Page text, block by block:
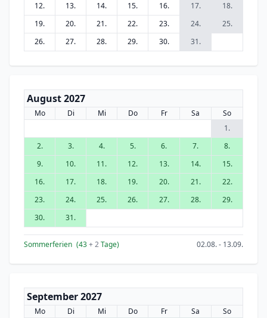
12.
13. 14. 15. 16. 17.
18.
19.
20. 21. 22. 23. 24.
25.
26.
27. 28. 29. 30. 31.
August 2027
Mo Di Mi Do Fr Sa
So
1.
2.
3. 4. 5. 6. 7.
8.
9.
10. 11. 12. 13. 14.
15.
16.
17. 18. 19. 20. 21.
22.
23.
24. 25. 26. 27. 28.
29.
30.
31.
Sommerferien (43+ 2Tage) 02.08. - 13.09.
September 2027
Mo Di Mi Do Fr Sa
So